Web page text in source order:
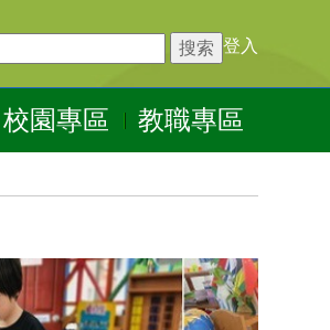
登入
校園專區 教職專區